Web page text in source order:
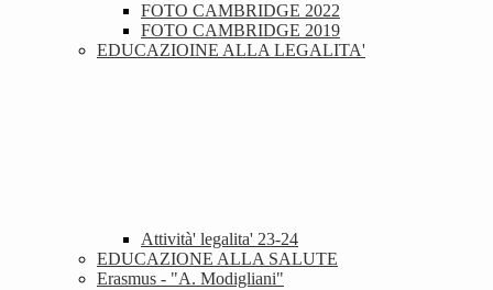
FOTO CAMBRIDGE 2022
FOTO CAMBRIDGE 2019
EDUCAZIOINE ALLA LEGALITA'
Attività' legalita' 23-24
EDUCAZIONE ALLA SALUTE
Erasmus - "A. Modigliani"